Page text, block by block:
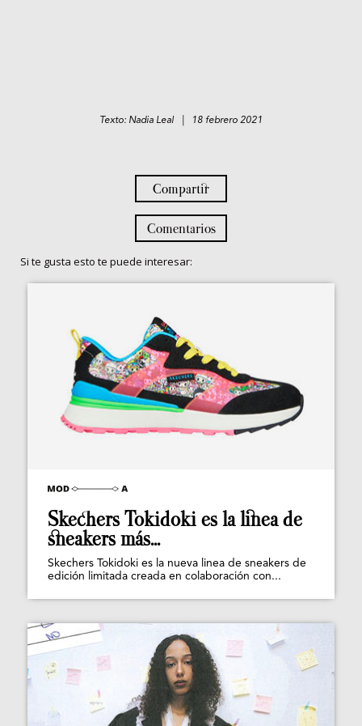
Texto: Nadia Leal | 18 febrero 2021
Compartir
Comentarios
Si te gusta esto te puede interesar:
Skechers Tokidoki es la linea de
sneakers más...
Skechers Tokidoki es la nueva linea de sneakers de
edición limitada creada en colaboración con...